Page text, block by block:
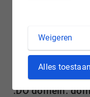
Weigeren
Alles toestaan
Meer
.DO domein: